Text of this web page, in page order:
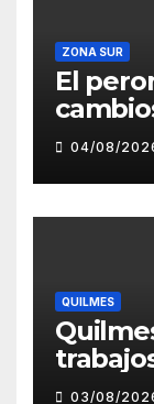
ZONA SUR
El
jueves
04/08/
QUILMES
03/08/